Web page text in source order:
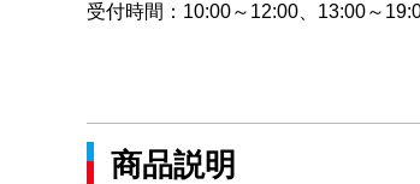
受付時間： 10:00～12:00、13:00～
商品説明